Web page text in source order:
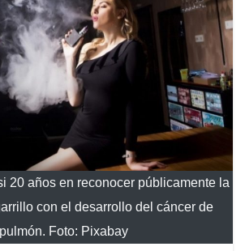
20 años en reconocer públicamente la
con el desarrollo del cáncer de
pulmón. Foto: Pixabay